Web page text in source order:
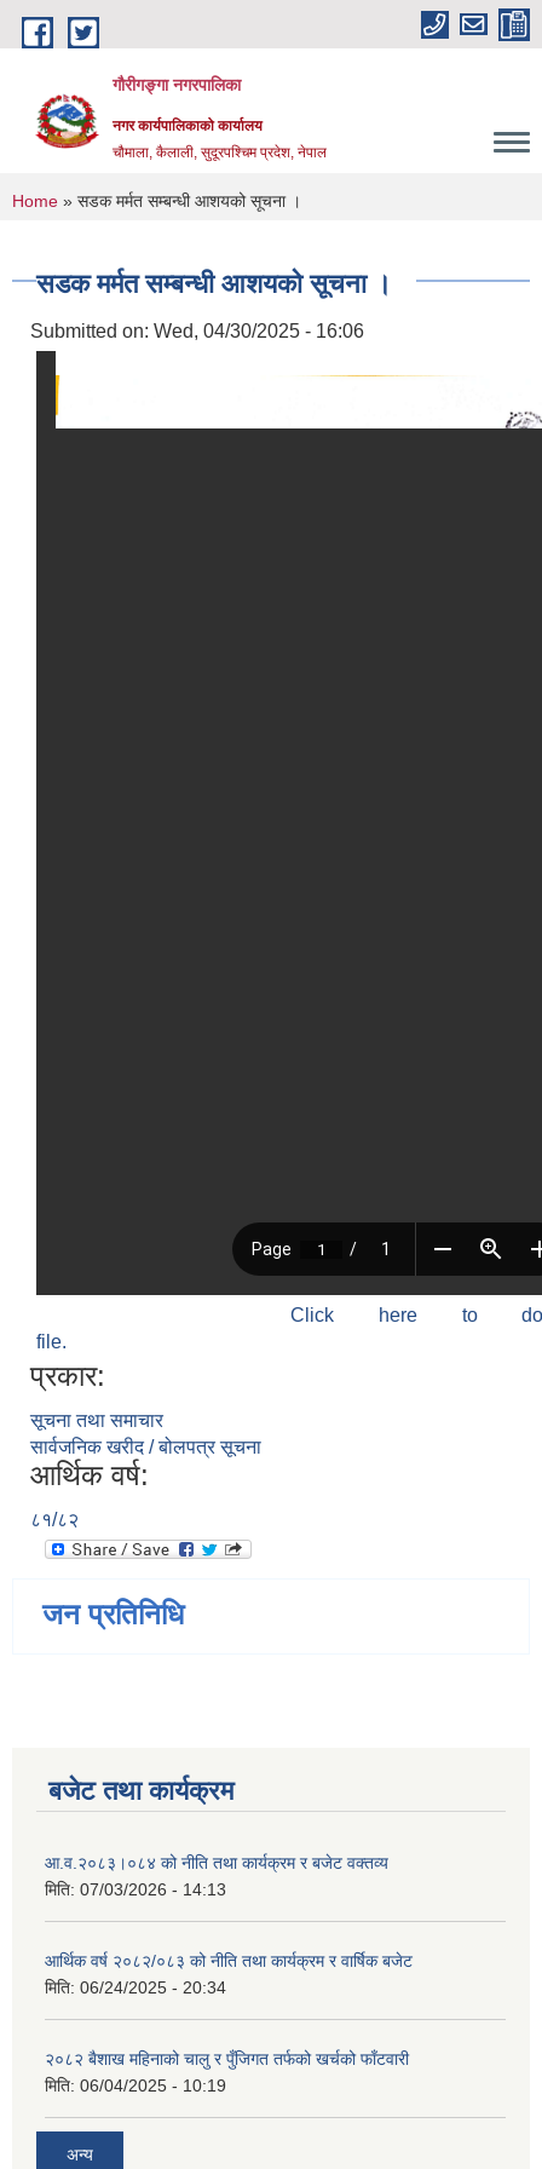
Skip to main content
गौरीगङ्गा नगरपालिका
नगर कार्यपालिकाको कार्यालय
चौमाला, कैलाली, सुदूरपश्चिम प्रदेश, नेपाल
You are here
Home » सडक मर्मत सम्बन्धी आशयको सूचना ।
सडक मर्मत सम्बन्धी आशयको सूचना ।
Submitted on: Wed, 04/30/2025 - 16:06
Click here to
file.
प्रकार:
सूचना तथा समाचार
सार्वजनिक खरीद / बोलपत्र सूचना
आर्थिक वर्ष:
८१/८२
जन प्रतिनिधि
बजेट तथा कार्यक्रम
आ.व.२०८३।०८४ को नीति तथा कार्यक्रम र बजेट वक्तव्य
मिति: 07/03/2026 - 14:13
आर्थिक वर्ष २०८२/०८३ को नीति तथा कार्यक्रम र वार्षिक बजेट
मिति: 06/24/2025 - 20:34
२०८२ बैशाख महिनाको चालु र पुँजिगत तर्फको खर्चको फाँटवारी
मिति: 06/04/2025 - 10:19
अन्य